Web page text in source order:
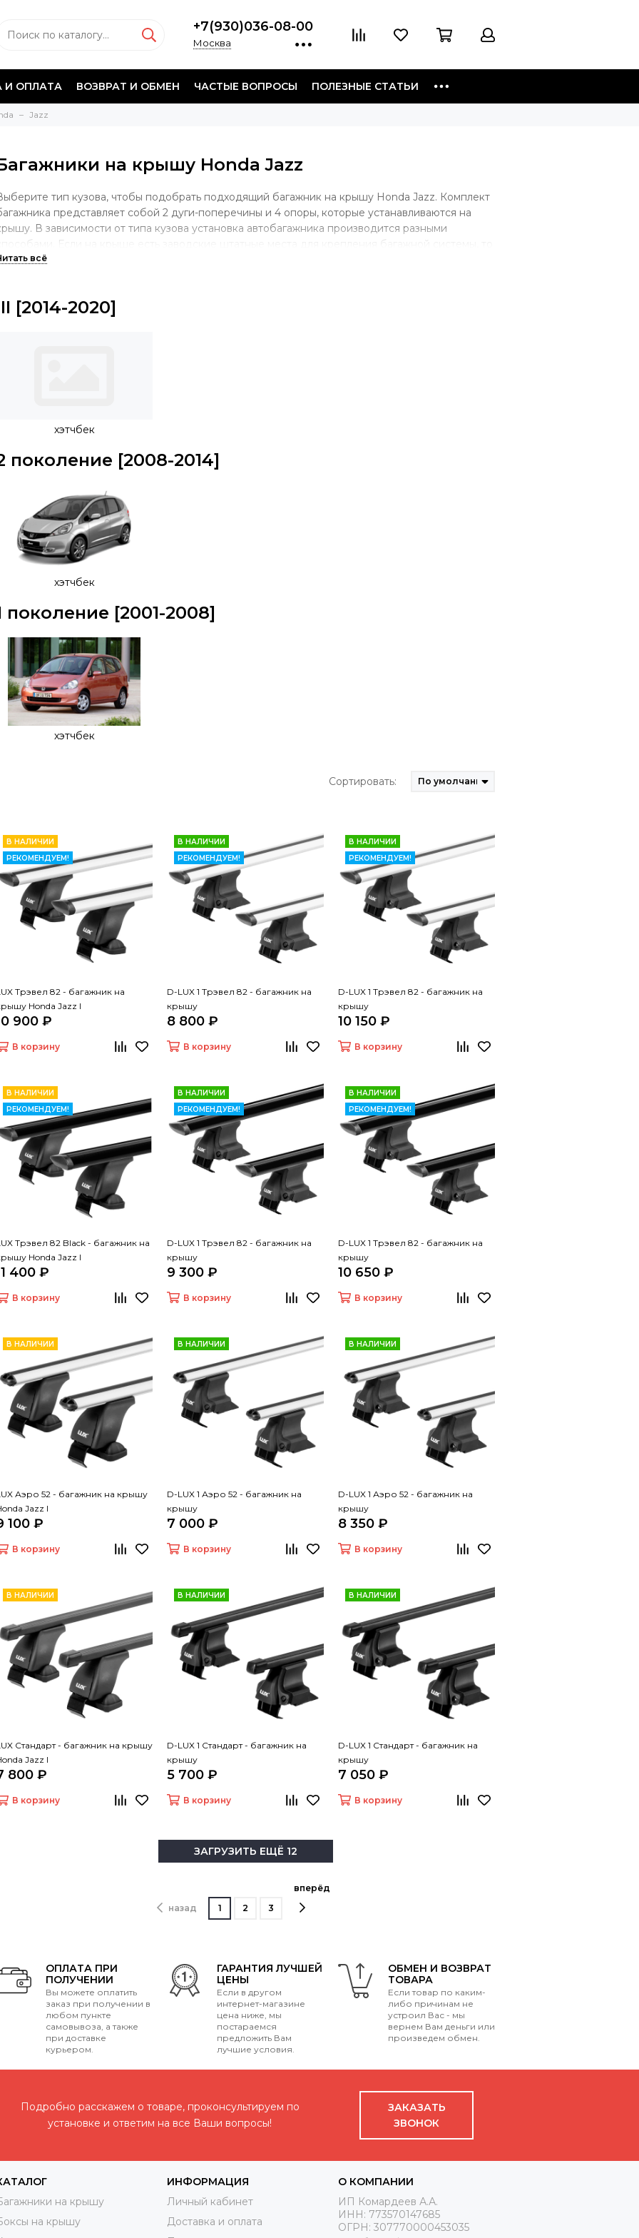
+7(930)036-08-00
Москва
И ОПЛАТА ВОЗВРАТ И ОБМЕН ЧАСТЫЕ ВОПРОСЫ ПОЛЕЗНЫЕ СТАТЬИ
Jazz
на крышу Honda Jazz
тип кузова, чтобы подобрать подходящий багажник на крышу Honda Jazz. Комплект
представляет собой 2 дуги-поперечины и 4 опоры, которые устанавливаются на
В зависимости от типа кузова установка автобагажника производится разными
способами. Если на крыше есть заводские штатные места для крепления багажной системы, то
будет учитывать именно такой тип крепления. В случае, если у автомобиля гладкая
[2014-2020]
хэтчбек
поколение [2008-2014]
хэтчбек
поколение [2001-2008]
хэтчбек
Сортировать:
В НАЛИЧИИ
РЕКОМЕНДУЕМ!
Трэвел 82 - багажник на
Honda Jazz I
900 ₽
В корзину
В НАЛИЧИИ
РЕКОМЕНДУЕМ!
D-LUX 1 Трэвел 82 - багажник на
крышу
8 800 ₽
В корзину
В НАЛИЧИИ
РЕКОМЕНДУЕМ!
D-LUX 1 Трэвел 82 - багажник на
крышу
10 150 ₽
В корзину
В НАЛИЧИИ
РЕКОМЕНДУЕМ!
Трэвел 82 Black - багажник на
Honda Jazz I
400 ₽
В корзину
В НАЛИЧИИ
РЕКОМЕНДУЕМ!
D-LUX 1 Трэвел 82 - багажник на
крышу
9 300 ₽
В корзину
В НАЛИЧИИ
РЕКОМЕНДУЕМ!
D-LUX 1 Трэвел 82 - багажник на
крышу
10 650 ₽
В корзину
В НАЛИЧИИ
Аэро 52 - багажник на крышу
Jazz I
100 ₽
В корзину
В НАЛИЧИИ
D-LUX 1 Аэро 52 - багажник на
крышу
7 000 ₽
В корзину
В НАЛИЧИИ
D-LUX 1 Аэро 52 - багажник на
крышу
8 350 ₽
В корзину
В НАЛИЧИИ
Стандарт - багажник на крышу
Jazz I
800 ₽
В корзину
В НАЛИЧИИ
D-LUX 1 Стандарт - багажник на
крышу
5 700 ₽
В корзину
В НАЛИЧИИ
D-LUX 1 Стандарт - багажник на
крышу
7 050 ₽
В корзину
ЗАГРУЗИТЬ ЕЩЁ 12
назад 1 2 3
вперёд
ОПЛАТА ПРИ
ПОЛУЧЕНИИ
Вы можете оплатить
заказ при получении в
любом пункте
самовывоза, а также
при доставке
курьером.
ГАРАНТИЯ ЛУЧШЕЙ
ЦЕНЫ
Если в другом
интернет-магазине
цена ниже, мы
постараемся
предложить Вам
лучшие условия.
ОБМЕН И ВОЗВРАТ
ТОВАРА
Если товар по каким-
либо причинам не
устроил Вас - мы
вернем Вам деньги или
произведем обмен.
Подробно расскажем о товаре, проконсультируем по
установке и ответим на все Ваши вопросы!
ЗАКАЗАТЬ
ЗВОНОК
на крышу
на крышу
ИНФОРМАЦИЯ
Личный кабинет
Доставка и оплата
О КОМПАНИИ
ИП Комардеев А.А.
ИНН: 773570147685
ОГРН: 307770000453035